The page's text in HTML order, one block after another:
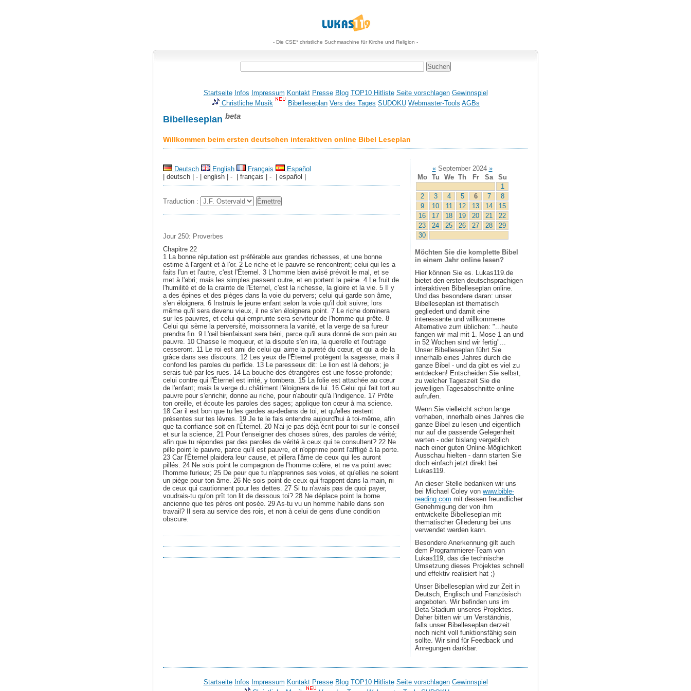
- Die CSE* christliche Suchmaschine für Kirche und Religion -
Startseite Infos Impressum Kontakt Presse Blog TOP10 Hitliste Seite vorschlagen Gewinnspiel
Christliche Musik
Bibelleseplan Vers des Tages SUDOKU Webmaster-Tools AGBs
Bibelleseplan beta
Willkommen beim ersten deutschen interaktiven online Bibel Leseplan
Deutsch English Français
Español
| deutsch | - | english | - | français | - | español |
Traduction :
Jour 250: Proverbes
Chapitre 22
1 La bonne réputation est préférable aux grandes richesses, et une bonne
estime à l'argent et à l'or. 2 Le riche et le pauvre se rencontrent; celui qui les a
faits l'un et l'autre, c'est l'Éternel. 3 L'homme bien avisé prévoit le mal, et se
met à l'abri; mais les simples passent outre, et en portent la peine. 4 Le fruit de
l'humilité et de la crainte de l'Éternel, c'est la richesse, la gloire et la vie. 5 Il y
a des épines et des pièges dans la voie du pervers; celui qui garde son âme,
s'en éloignera. 6 Instruis le jeune enfant selon la voie qu'il doit suivre; lors
même qu'il sera devenu vieux, il ne s'en éloignera point. 7 Le riche dominera
sur les pauvres, et celui qui emprunte sera serviteur de l'homme qui prête. 8
Celui qui sème la perversité, moissonnera la vanité, et la verge de sa fureur
prendra fin. 9 L'œil bienfaisant sera béni, parce qu'il aura donné de son pain au
pauvre. 10 Chasse le moqueur, et la dispute s'en ira, la querelle et l'outrage
cesseront. 11 Le roi est ami de celui qui aime la pureté du cœur, et qui a de la
grâce dans ses discours. 12 Les yeux de l'Éternel protègent la sagesse; mais il
confond les paroles du perfide. 13 Le paresseux dit: Le lion est là dehors; je
serais tué par les rues. 14 La bouche des étrangères est une fosse profonde;
celui contre qui l'Éternel est irrité, y tombera. 15 La folie est attachée au cœur
de l'enfant; mais la verge du châtiment l'éloignera de lui. 16 Celui qui fait tort au
pauvre pour s'enrichir, donne au riche, pour n'aboutir qu'à l'indigence. 17 Prête
ton oreille, et écoute les paroles des sages; applique ton cœur à ma science.
18 Car il est bon que tu les gardes au-dedans de toi, et qu'elles restent
présentes sur tes lèvres. 19 Je te le fais entendre aujourd'hui à toi-même, afin
que ta confiance soit en l'Éternel. 20 N'ai-je pas déjà écrit pour toi sur le conseil
et sur la science, 21 Pour t'enseigner des choses sûres, des paroles de vérité;
afin que tu répondes par des paroles de vérité à ceux qui te consultent? 22 Ne
pille point le pauvre, parce qu'il est pauvre, et n'opprime point l'affligé à la porte.
23 Car l'Éternel plaidera leur cause, et pillera l'âme de ceux qui les auront
pillés. 24 Ne sois point le compagnon de l'homme colère, et ne va point avec
l'homme furieux; 25 De peur que tu n'apprennes ses voies, et qu'elles ne soient
un piège pour ton âme. 26 Ne sois point de ceux qui frappent dans la main, ni
de ceux qui cautionnent pour les dettes. 27 Si tu n'avais pas de quoi payer,
voudrais-tu qu'on prît ton lit de dessous toi? 28 Ne déplace point la borne
ancienne que tes pères ont posée. 29 As-tu vu un homme habile dans son
travail? Il sera au service des rois, et non à celui de gens d'une condition
obscure.
«September 2024 »
Mo
Tu We Th Fr Sa
Su
1
2
3 4 5 6 7
8
9
10 11 12 13 14
15
16
17 18 19 20 21
22
23
24 25 26 27 28
29
30
Möchten Sie die komplette Bibel
in einem Jahr online lesen?
Hier können Sie es. Lukas119.de
bietet den ersten deutschsprachigen
interaktiven Bibelleseplan online.
Und das besondere daran: unser
Bibelleseplan ist thematisch
gegliedert und damit eine
interessante und willkommene
Alternative zum üblichen: "...heute
fangen wir mal mit 1. Mose 1 an und
in 52 Wochen sind wir fertig"...
Unser Bibelleseplan führt Sie
innerhalb eines Jahres durch die
ganze Bibel - und da gibt es viel zu
entdecken! Entscheiden Sie selbst,
zu welcher Tageszeit Sie die
jeweiligen Tagesabschnitte online
aufrufen.
Wenn Sie vielleicht schon lange
vorhaben, innerhalb eines Jahres die
ganze Bibel zu lesen und eigentlich
nur auf die passende Gelegenheit
warten - oder bislang vergeblich
nach einer guten Online-Möglichkeit
Ausschau hielten - dann starten Sie
doch einfach jetzt direkt bei
Lukas119.
An dieser Stelle bedanken wir uns
bei Michael Coley von www.bible-
reading.com mit dessen freundlicher
Genehmigung der von ihm
entwickelte Bibelleseplan mit
thematischer Gliederung bei uns
verwendet werden kann.
Besondere Anerkennung gilt auch
dem Programmierer-Team von
Lukas119, das die technische
Umsetzung dieses Projektes schnell
und effektiv realisiert hat ;)
Unser Bibelleseplan wird zur Zeit in
Deutsch, Englisch und Französisch
angeboten. Wir befinden uns im
Beta-Stadium unseres Projektes.
Daher bitten wir um Verständnis,
falls unser Bibelleseplan derzeit
noch nicht voll funktionsfähig sein
sollte. Wir sind für Feedback und
Anregungen dankbar.
Startseite Infos Impressum Kontakt Presse Blog TOP10 Hitliste Seite vorschlagen Gewinnspiel